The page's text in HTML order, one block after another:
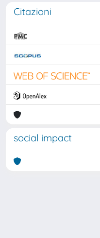
Citazioni
social impact